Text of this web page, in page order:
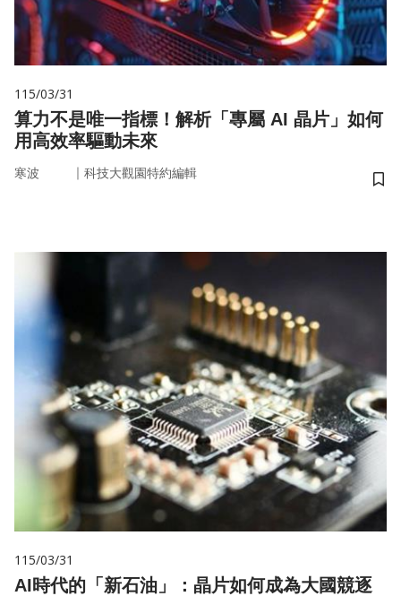
115/03/31
算力不是唯一指標！解析「專屬 AI 晶片」如何
用高效率驅動未來
寒波 ｜ 科技大觀園特約編輯
儲
115/03/31
AI時代的「新石油」：晶片如何成為大國競逐